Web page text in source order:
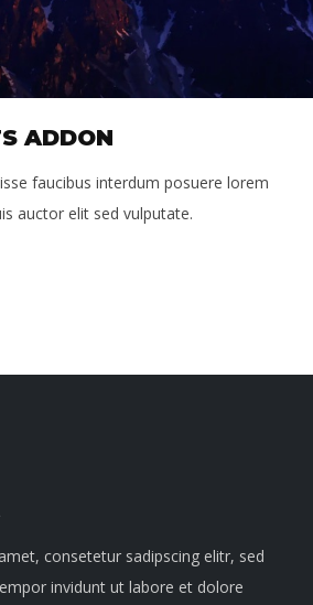
ADDON
faucibus interdum posuere lorem
auctor elit sed vulputate.
consetetur sadipscing elitr, sed
invidunt ut labore et dolore